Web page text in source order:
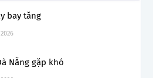
bay tăng
Nẵng gặp khó